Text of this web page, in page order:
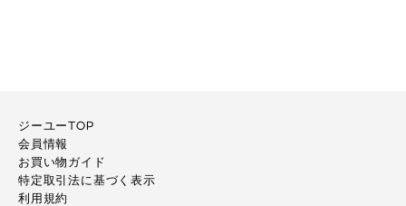
ジーユーTOP
会員情報
お買い物ガイド
特定取引法に基づく表示
利用規約